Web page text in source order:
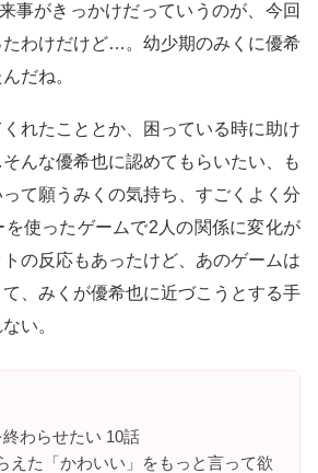
事がきっかけだっていうのが、今回
わけだけど…。幼少期のみくに優希
だね。
れたこととか、困っている時に助け
んな優希也に認めてもらいたい、も
て願うみくの気持ち、すごくよく分
使ったゲームで2人の関係に変化が
の反応もあったけど、あのゲームは
、みくが優希也に近づこうとする手
い。
わらせたい 10話
えた「かわいい」をもっと言って欲